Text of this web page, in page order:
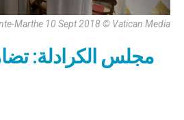
Marthe 10 Sept 2018 © Vatican Media
مجلس الكرادلة: